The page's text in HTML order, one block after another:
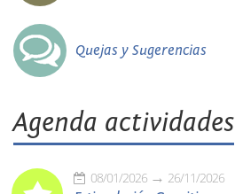
Quejas y Sugerencias
Agenda actividades
08/01/2026 26/11/2026